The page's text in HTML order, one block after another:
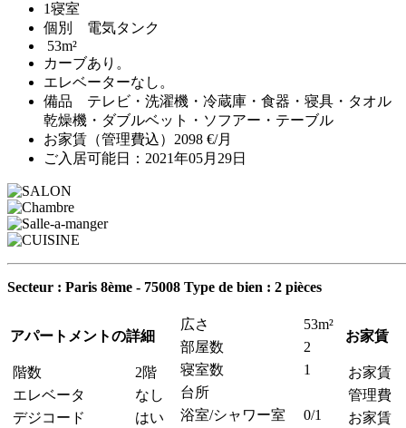
1寝室
個別 電気タンク
53m²
カーブあり。
エレベーターなし。
備品 テレビ・洗濯機・冷蔵庫・食器・寝具・タオル
乾燥機・ダブルベット・ソフアー・テーブル
お家賃（管理費込）2098 €/月
ご入居可能日：2021年05月29日
Secteur : Paris 8ème - 75008 Type de bien : 2 pièces
アパートメントの詳細
階数
2階
エレベータ
なし
デジコード
はい
広さ
53m²
部屋数
2
寝室数
1
台所
浴室/シャワー室
0/1
お家賃
お家賃
管理費
お家賃